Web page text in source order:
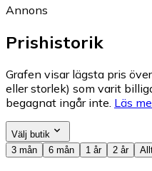
Annons
Prishistorik
Grafen visar lägsta pris
eller storlek) som varit
begagnat ingår inte. Läs
Välj butik
3 mån
6 mån 1 år 2 år